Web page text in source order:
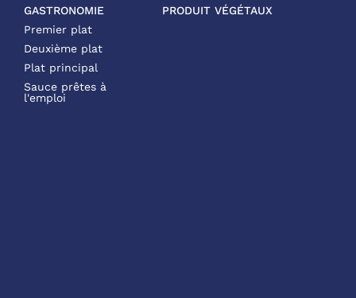
GASTRONOMIE
Premier plat
Deuxième plat
Plat principal
Sauce prêtes à
l'emploi
PRODUIT VÉGÉTAUX